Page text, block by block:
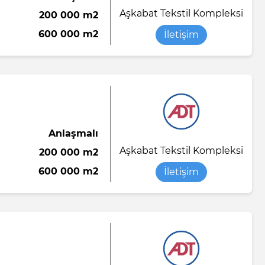
end)
Saten kumaş
Viskon kumaş
Yumuşak şeker
Sıvı sabun
Tükenmez kalem
200 000 m2
600 000 m2
Aşkabat Tekstil Kompleksi
İletişim
Anlaşmalı
200 000 m2
600 000 m2
Aşkabat Tekstil Kompleksi
İletişim